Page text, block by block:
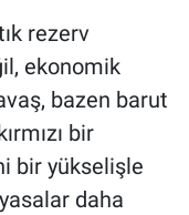
rezerv
ekonomik
bazen barut
bir
bir yükselişle
daha